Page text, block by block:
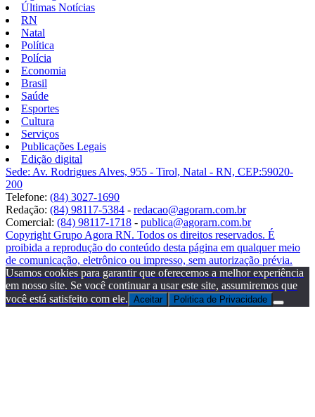
Últimas Notícias
RN
Natal
Política
Polícia
Economia
Brasil
Saúde
Esportes
Cultura
Serviços
Publicações Legais
Edição digital
Sede: Av. Rodrigues Alves, 955 - Tirol, Natal - RN, CEP:59020-
200
Telefone: (84) 3027-1690
Redação: (84) 98117-5384 - redacao@agorarn.com.br
Comercial: (84) 98117-1718 - publica@agorarn.com.br
Copyright Grupo Agora RN. Todos os direitos reservados. É
proibida a reprodução do conteúdo desta página em qualquer meio
de comunicação, eletrônico ou impresso, sem autorização prévia.
Usamos cookies para garantir que oferecemos a melhor experiência
em nosso site. Se você continuar a usar este site, assumiremos que
você está satisfeito com ele. Aceitar Politica de Privacidade